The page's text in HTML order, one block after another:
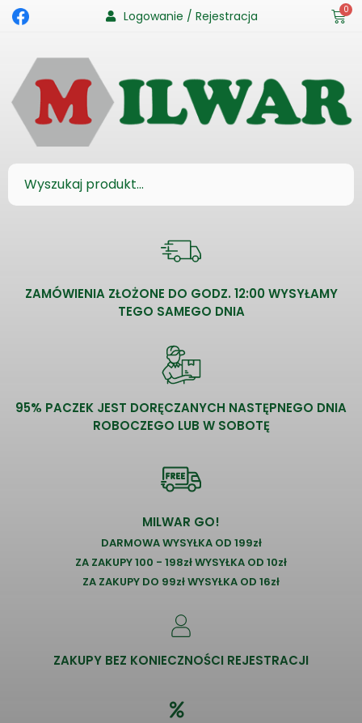
Logowanie / Rejestracja 0
ZAMÓWIENIA ZŁOŻONE DO GODZ. 12:00 WYSYŁAMY
TEGO SAMEGO DNIA
95% PACZEK JEST DORĘCZANYCH NASTĘPNEGO DNIA
ROBOCZEGO LUB W SOBOTĘ
MILWAR GO!
DARMOWA WYSYŁKA OD 199zł
ZA ZAKUPY 100 - 198zł WYSYŁKA OD 10zł
ZA ZAKUPY DO 99zł WYSYŁKA OD 16zł
ZAKUPY BEZ KONIECZNOŚCI REJESTRACJI